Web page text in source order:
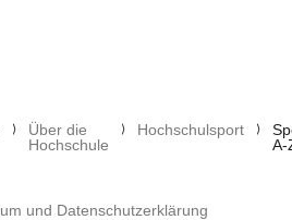
Über die
Hochschule
Hochschulsport
A-
und Datenschutzerklärung